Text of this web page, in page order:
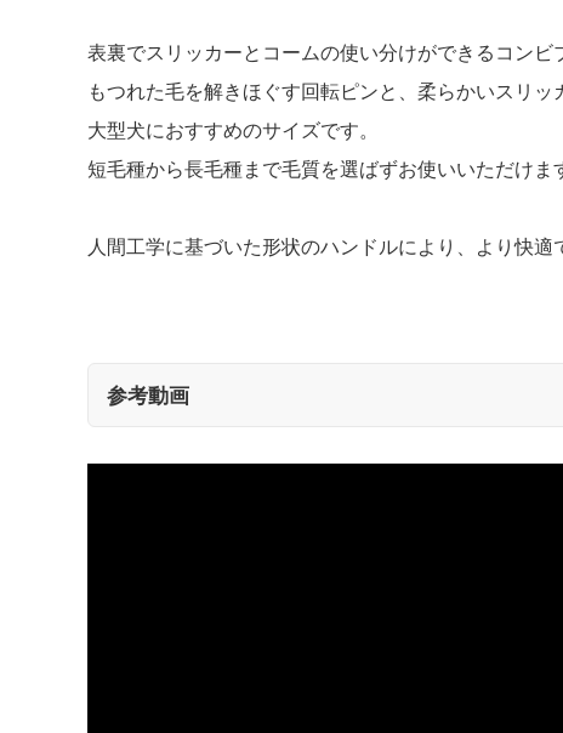
表裏でスリッカーとコームの使い分けができるコンビ
もつれた毛を解きほぐす回転ピンと、柔らかいスリッ
大型犬におすすめのサイズです。
短毛種から長毛種まで毛質を選ばずお使いいただけま
人間工学に基づいた形状のハンドルにより、より快適
参考動画